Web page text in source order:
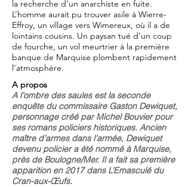
la recherche d’un anarchiste en fuite.
L’homme aurait pu trouver asile à Wierre-
Effroy, un village vers Wimereux, où il a de
lointains cousins. Un paysan tué d’un coup
de fourche, un vol meurtrier à la première
banque de Marquise plombent rapidement
l’atmosphère.
A propos
A l’ombre des saulesest la seconde
enquête du commissaire Gaston Dewiquet,
personnage créé par Michel Bouvier pour
ses romans policiers historiques. Ancien
maître d’armes dans l’armée, Dewiquet
devenu policier a été nommé à Marquise,
près de Boulogne/Mer. Il a fait sa première
apparition en 2017 dans L’Emasculé du
Cran-aux-Œufs.